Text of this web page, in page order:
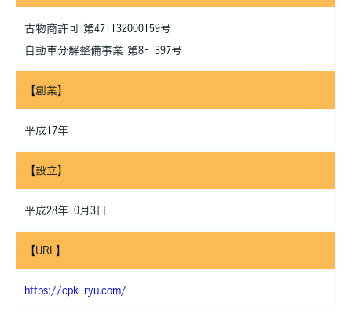
古物商許可 第471132000159号
自動車分解整備事業 第8-1397号
【創業】
平成17年
【設立】
平成28年10月3日
【URL】
https://cpk-ryu.com/